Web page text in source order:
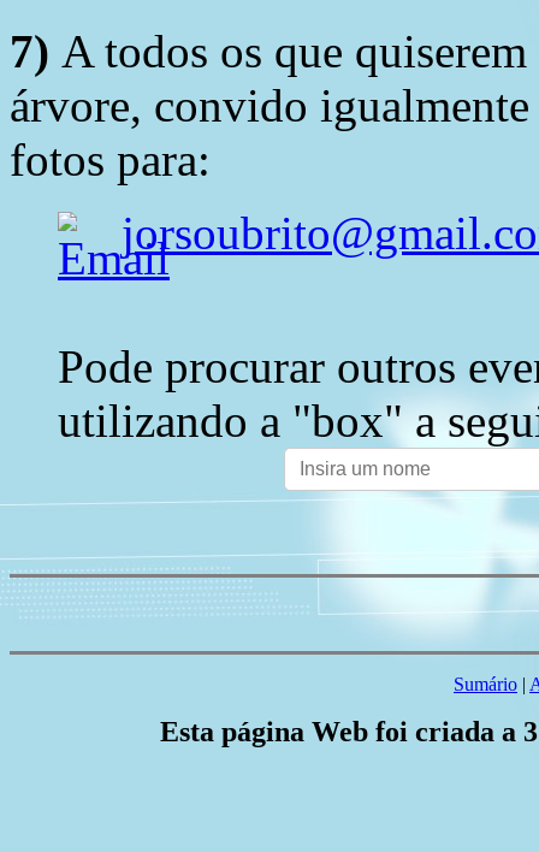
7) A todos os que
árvore, convido
fotos para:
Pode procurar outros
utilizando a "box" a
Sumário |
Esta página Web foi criada a